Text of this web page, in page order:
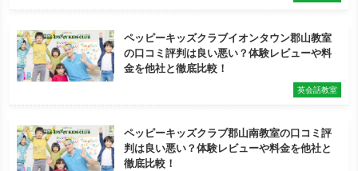
ペッピーキッズクラブイオンタウン郡山教室
の口コミ評判は良い悪い？体験レビューや料
金を他社と徹底比較！
英会話教室
ペッピーキッズクラブ郡山南教室の口コミ評
判は良い悪い？体験レビューや料金を他社と
徹底比較！